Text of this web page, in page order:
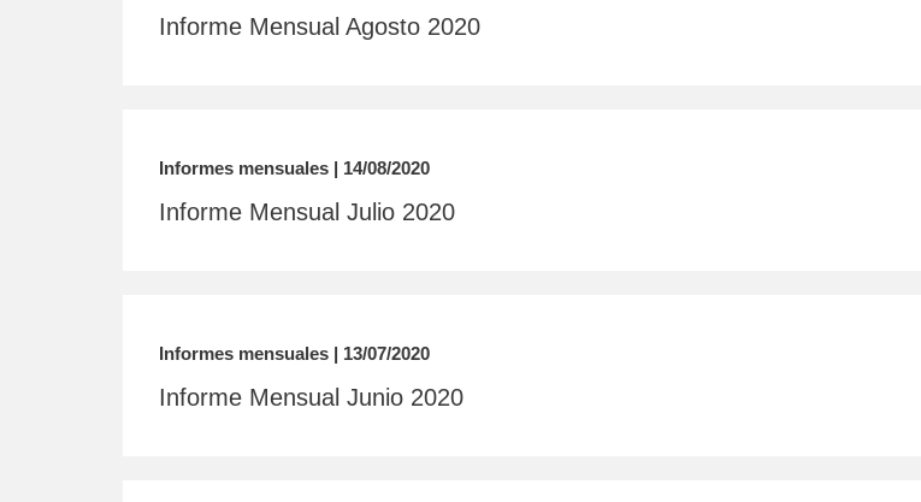
Informe Mensual Agosto 2020
Informes mensuales | 14/08/2020
Informe Mensual Julio 2020
Informes mensuales | 13/07/2020
Informe Mensual Junio 2020